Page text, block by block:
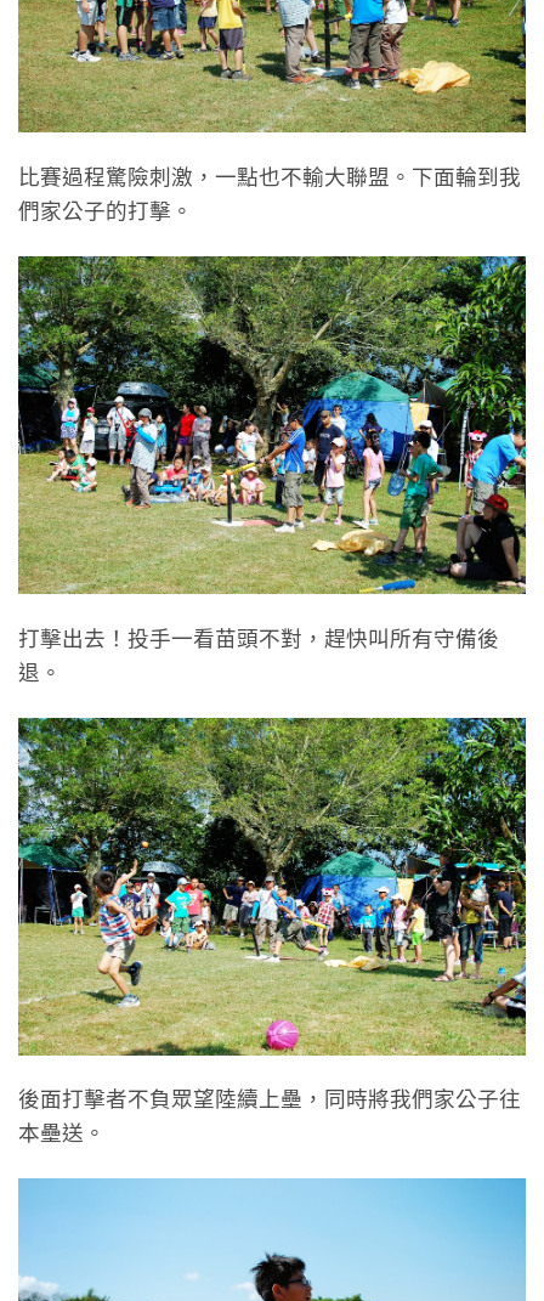
比賽過程驚險刺激，一點也不輸大聯盟。下面輪到我
們家公子的打擊。
打擊出去！投手一看苗頭不對，趕快叫所有守備後
退。
後面打擊者不負眾望陸續上壘，同時將我們家公子往
本壘送。